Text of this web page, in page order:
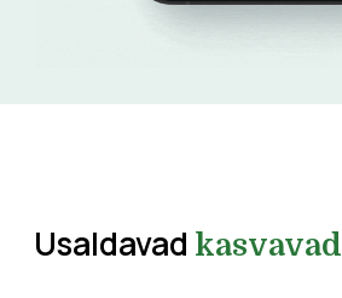
Usaldavad kasvavad